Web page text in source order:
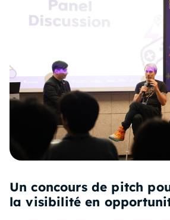
Un concours de pitch
la visibilité en